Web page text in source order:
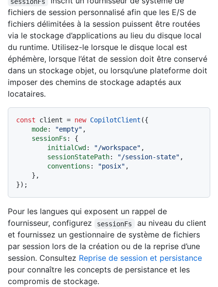
fichiers de session personnalisé afin que les E/S de
fichiers délimitées à la session puissent être routées
via le stockage d’applications au lieu du disque local
du runtime. Utilisez-le lorsque le disque local est
éphémère, lorsque l’état de session doit être conservé
dans un stockage objet, ou lorsqu’une plateforme doit
imposer des chemins de stockage adaptés aux
locataires.
const client = new CopilotClient ({
mode: "empty" ,
sessionFs : {
initialCwd : "/workspace" ,
sessionStatePath: "/session-state" ,
conventions : "posix" ,
Pour les langues qui exposent un rappel de
fournisseur, configurez
sessionFs
au niveau du client
et fournissez un gestionnaire de système de fichiers
par session lors de la création ou de la reprise d’une
session. Consultez Reprise de session et persistance
pour connaître les concepts de persistance et les
compromis de stockage.